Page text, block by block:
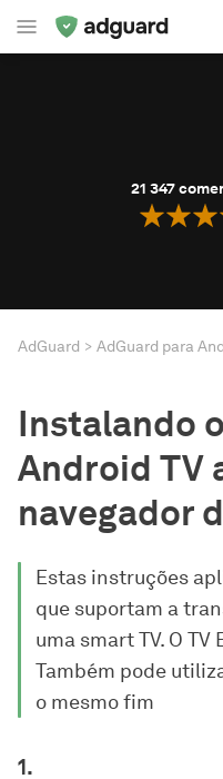
21 347
AdGuard AdGuard para
Instalando
Android TV
navegador
Estas instruções
que suportam a
uma smart TV. O
Também pode
o mesmo fim